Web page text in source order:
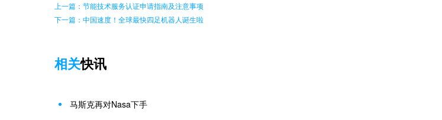
上一篇：节能技术服务认证申请指南及注意事项
下一篇：中国速度！全球最快四足机器人诞生啦
相关快讯
马斯克再对Nasa下手